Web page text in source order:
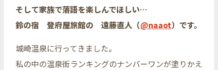
そして家族で落語を楽しんでほしい…
鈴の宿 登府屋旅館の 遠藤直人（@naaot）です。
城崎温泉に行ってきました。
私の中の温泉街ランキングのナンバーワンが塗りかえ